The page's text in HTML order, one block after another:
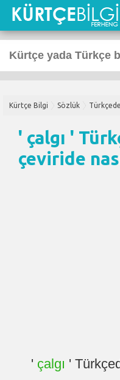
Kürtçe Bilgi Sözlük
' çalgı '
çeviride
' çalgı '